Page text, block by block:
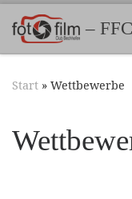
Zum Inhalt–
Start » Wettbewerbe